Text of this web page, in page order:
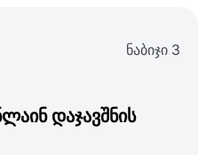
ნაბიჯი 3
დაჯავშნის